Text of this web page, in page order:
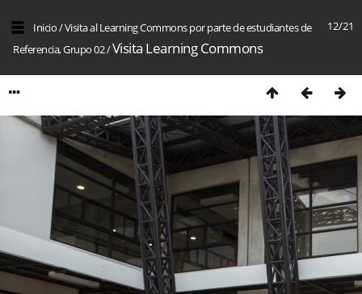
12/21
Inicio/Visita al Learning Commons por parte de estudiantes de
Referencia, Grupo 02/Visita Learning Commons